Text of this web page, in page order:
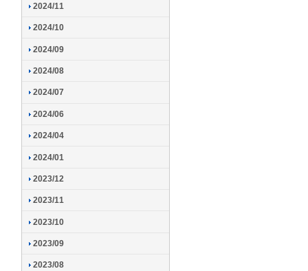
2024/11
2024/10
2024/09
2024/08
2024/07
2024/06
2024/04
2024/01
2023/12
2023/11
2023/10
2023/09
2023/08